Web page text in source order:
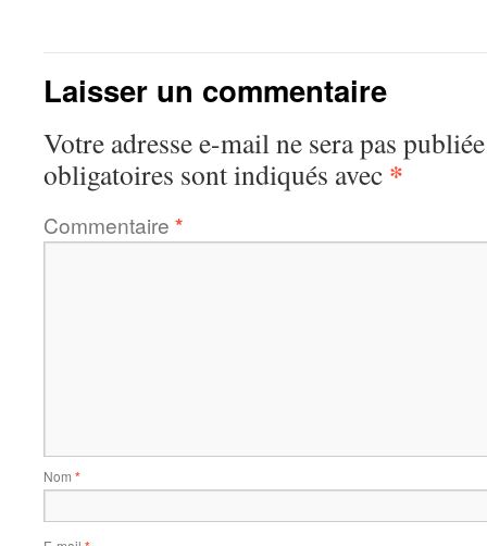
Laisser un commentaire
Votre adresse e-mail ne sera pas
obligatoires sont indiqués avec *
Commentaire *
Nom *